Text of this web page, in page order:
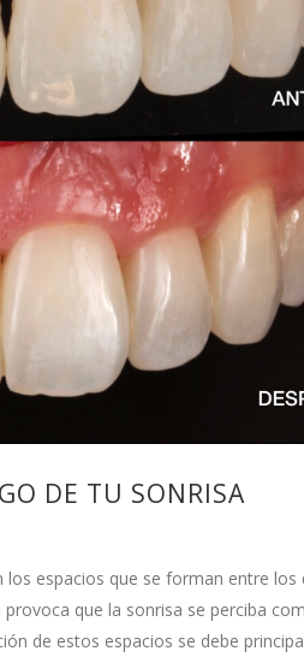
DE TU SONRISA
espacios que se forman entre los
que la sonrisa se perciba
de estos espacios se debe